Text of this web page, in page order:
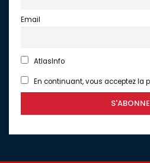
Email
AtlasInfo
En continuant, vous acceptez la